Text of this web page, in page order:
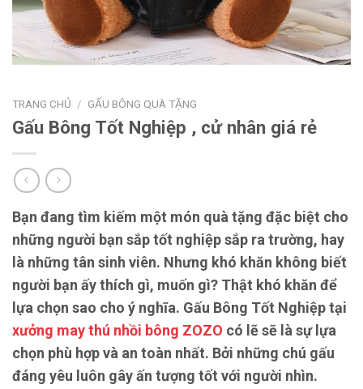
TRANG CHỦ / GẤU BÔNG QUÀ TẶNG
Gấu Bông Tốt Nghiệp , cử nhân giá rẻ
Bạn đang tìm kiếm một món quà tặng đặc biệt cho
những người bạn sắp tốt nghiệp sắp ra trường, hay
là những tân sinh viên. Nhưng khó khăn không biết
người bạn ấy thích gì, muốn gì? Thật khó khăn để
lựa chọn sao cho ý nghĩa. Gấu Bông Tốt Nghiệp tại
xưởng may thú nhồi bông ZOZO có lẽ sẽ là sự lựa
chọn phù hợp và an toàn nhất. Bởi những chú gấu
đáng yêu luôn gây ấn tượng tốt với người nhìn.